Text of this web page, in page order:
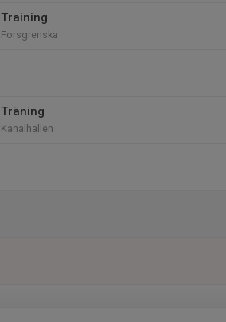
Training
Forsgrenska
Träning
Kanalhallen